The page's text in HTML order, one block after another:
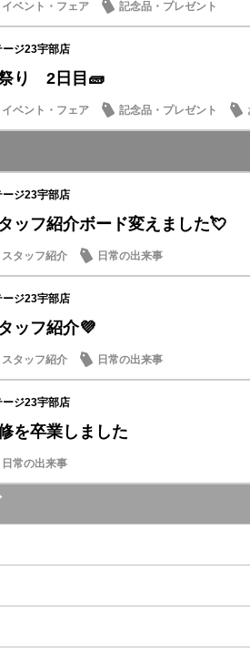
イベント・フェア 記念品・プレゼント
ージ23宇部店
り 2日目🧱
イベント・フェア 記念品・プレゼント
ージ23宇部店
ッフ紹介ボード変えました💘
スタッフ紹介 日常の出来事
ージ23宇部店
ッフ紹介💜
スタッフ紹介 日常の出来事
ージ23宇部店
を卒業しました
日常の出来事